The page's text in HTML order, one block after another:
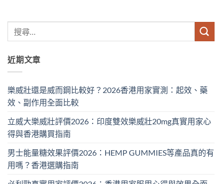
近期文章
樂威壯還是威而鋼比較好？2026香港用家實測：起效、藥
效、副作用全面比較
立威大樂威壯評價2026：印度雙效樂威壯20mg真實用家心
得與香港購買指南
男士能量糖效果評價2026：HEMP GUMMIES等產品真的有
用嗎？香港選購指南